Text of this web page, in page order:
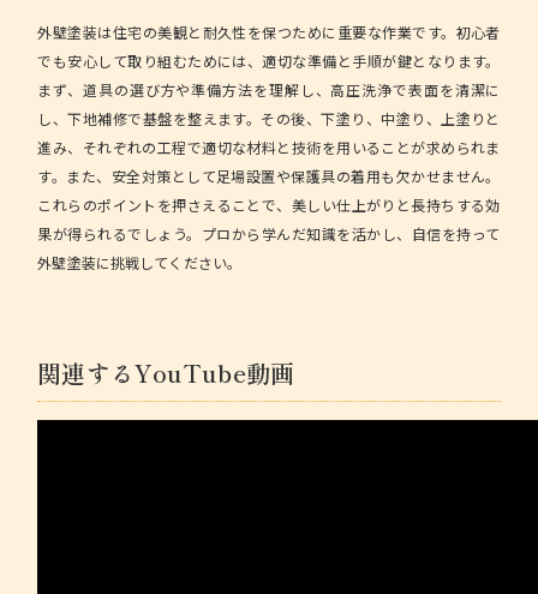
外壁塗装は住宅の美観と耐久性を保つために重要な作業です。初心者
でも安心して取り組むためには、適切な準備と手順が鍵となります。
まず、道具の選び方や準備方法を理解し、高圧洗浄で表面を清潔に
し、下地補修で基盤を整えます。その後、下塗り、中塗り、上塗りと
進み、それぞれの工程で適切な材料と技術を用いることが求められま
す。また、安全対策として足場設置や保護具の着用も欠かせません。
これらのポイントを押さえることで、美しい仕上がりと長持ちする効
果が得られるでしょう。プロから学んだ知識を活かし、自信を持って
外壁塗装に挑戦してください。
関連するYouTube動画